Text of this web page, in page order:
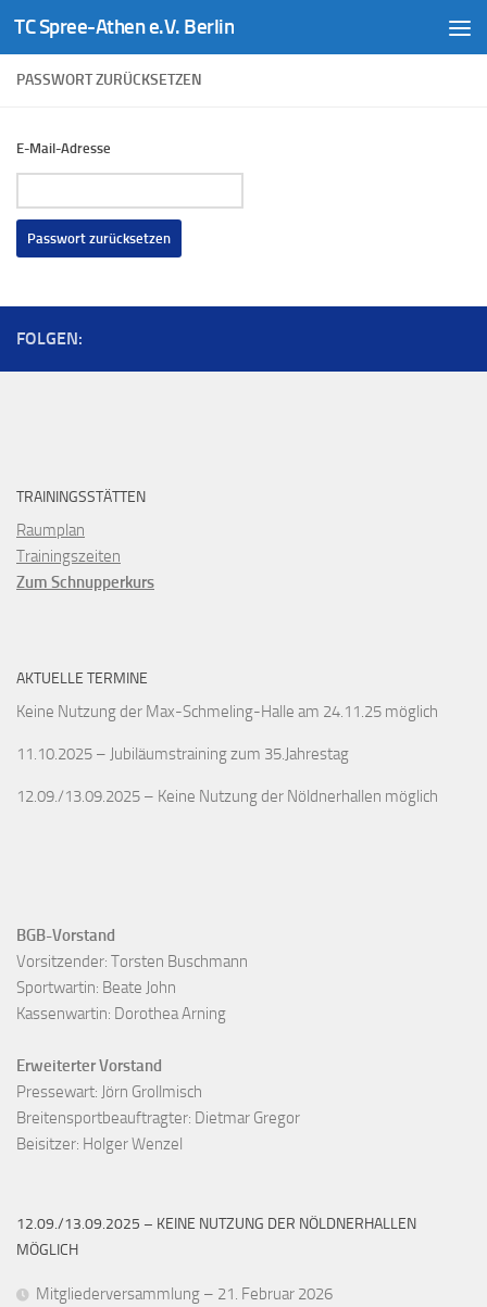
Zum Inhalt springen
TC Spree-Athen e.V. Berlin
PASSWORT ZURÜCKSETZEN
E-Mail-Adresse
FOLGEN:
TRAININGSSTÄTTEN
Raumplan
Trainingszeiten
Zum Schnupperkurs
AKTUELLE TERMINE
Keine Nutzung der Max-Schmeling-Halle am 24.11.25 möglich
11.10.2025 – Jubiläumstraining zum 35.Jahrestag
12.09./13.09.2025 – Keine Nutzung der Nöldnerhallen möglich
BGB-Vorstand
Vorsitzender: Torsten Buschmann
Sportwartin: Beate John
Kassenwartin: Dorothea Arning
Erweiterter Vorstand
Pressewart: Jörn Grollmisch
Breitensportbeauftragter: Dietmar Gregor
Beisitzer: Holger Wenzel
12.09./13.09.2025 – KEINE NUTZUNG DER NÖLDNERHALLEN
MÖGLICH
Mitgliederversammlung – 21. Februar 2026